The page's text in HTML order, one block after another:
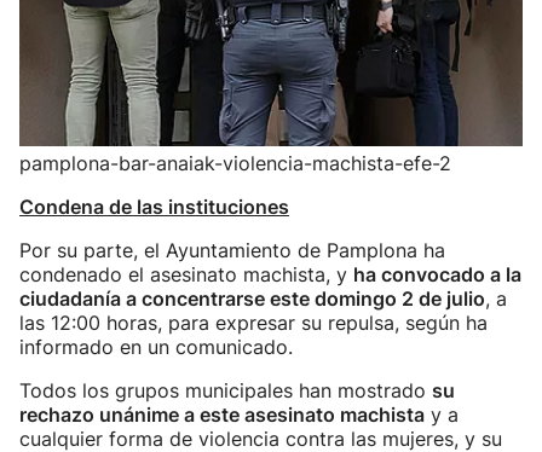
pamplona-bar-anaiak-violencia-machista-efe-2
Condena de las instituciones
Por su parte, el Ayuntamiento de Pamplona ha
condenado el asesinato machista, y ha convocado a la
ciudadanía a concentrarse este domingo 2 de julio, a
las 12:00 horas, para expresar su repulsa, según ha
informado en un comunicado.
Todos los grupos municipales han mostrado su
rechazo unánime a este asesinato machista y a
cualquier forma de violencia contra las mujeres, y su